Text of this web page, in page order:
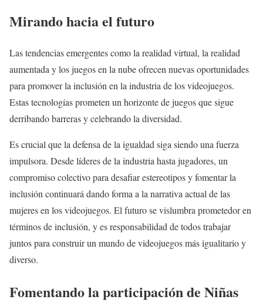
Mirando hacia el futuro
Las tendencias emergentes como la realidad virtual, la realidad
aumentada y los juegos en la nube ofrecen nuevas oportunidades
para promover la inclusión en la industria de los videojuegos.
Estas tecnologías prometen un horizonte de juegos que sigue
derribando barreras y celebrando la diversidad.
Es crucial que la defensa de la igualdad siga siendo una fuerza
impulsora. Desde líderes de la industria hasta jugadores, un
compromiso colectivo para desafiar estereotipos y fomentar la
inclusión continuará dando forma a la narrativa actual de las
mujeres en los videojuegos. El futuro se vislumbra prometedor en
términos de inclusión, y es responsabilidad de todos trabajar
juntos para construir un mundo de videojuegos más igualitario y
diverso.
Fomentando la participación de Niñas